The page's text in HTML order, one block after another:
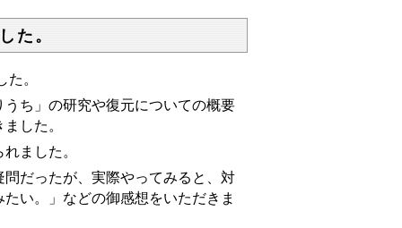
た。
。
ち」の研究や復元についての概要
した。
ました。
だったが、実際やってみると、対
い。」などの御感想をいただきま